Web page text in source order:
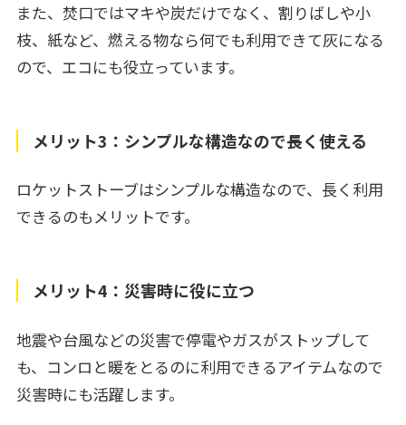
また、焚口ではマキや炭だけでなく、割りばしや小
枝、紙など、燃える物なら何でも利用できて灰になる
ので、エコにも役立っています。
メリット3：シンプルな構造なので長く使える
ロケットストーブはシンプルな構造なので、長く利用
できるのもメリットです。
メリット4：災害時に役に立つ
地震や台風などの災害で停電やガスがストップして
も、コンロと暖をとるのに利用できるアイテムなので
災害時にも活躍します。